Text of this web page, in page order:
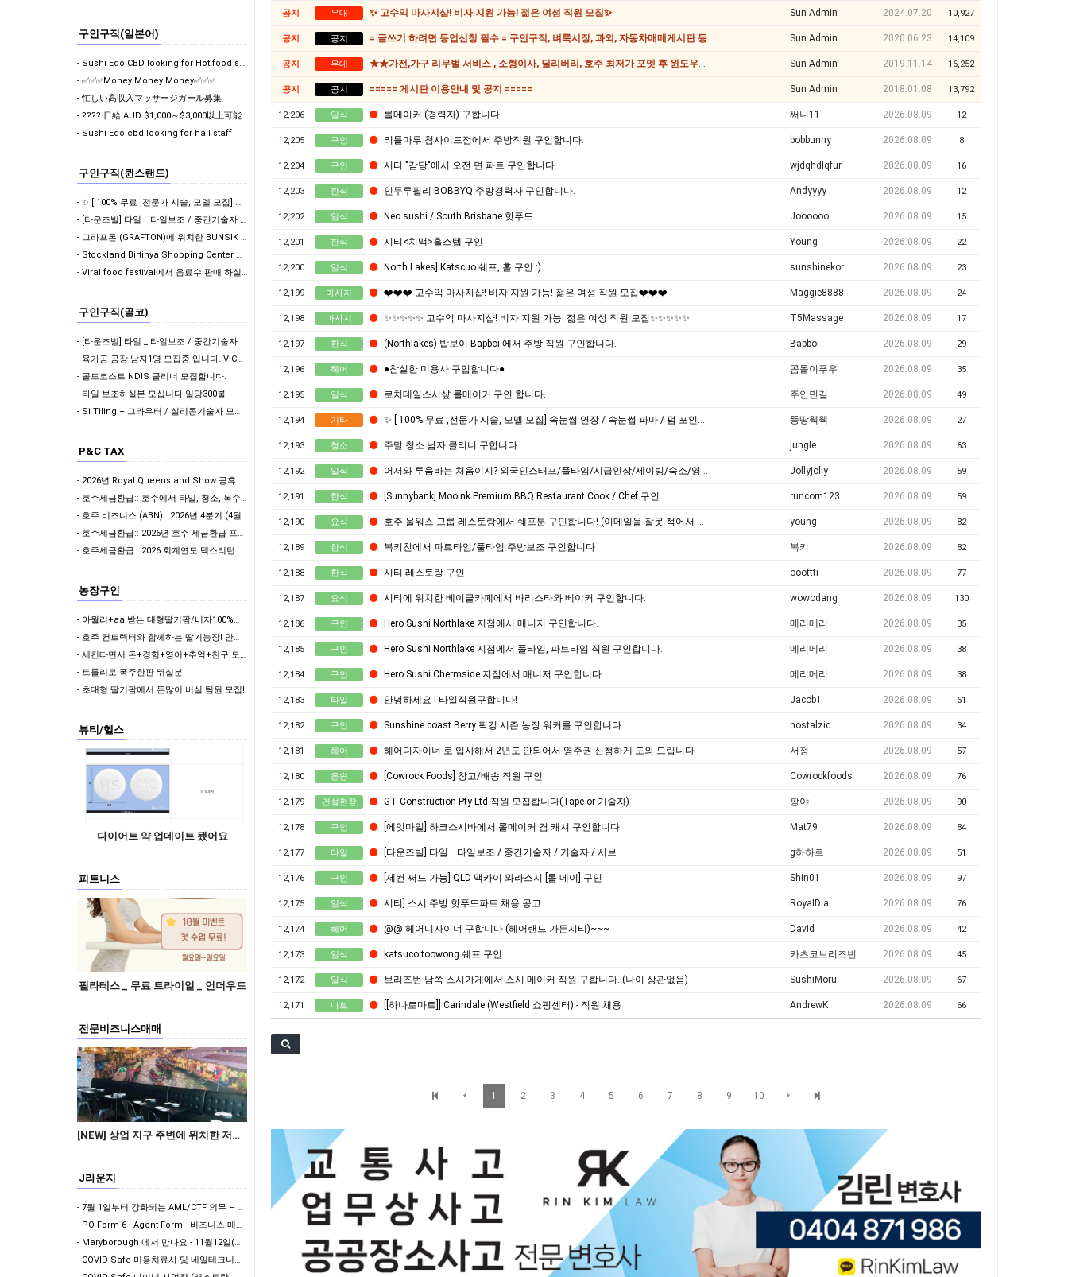
구인구직(일본어)
- Sushi Edo CBD looking for Hot food section, Casual…
- ✅✅✅Money!Money!Money✅✅✅
- 忙しい高収入マッサージガール募集
- ???? 日給 AUD $1,000～$3,000以上可能
- Sushi Edo cbd looking for hall staff
구인구직(퀸스랜드)
- ✨ [ 100% 무료 ,전문가 시술, 모델 모집] 속눈썹 연장 / 속눈썹 파마 / 펌 포인…
- [타운즈빌] 타일 _ 타일보조 / 중간기술자 / 기술자 / 서브
- 그라프톤 (GRAFTON)에 위치한 BUNSIK 테이커웨이 점에서 올라운더를구합니다
- Stockland Birtinya Shopping Center 스시 테이커웨이 구인 중 입…
- Viral food festival에서 음료수 판매 하실 분
구인구직(골코)
- [타운즈빌] 타일 _ 타일보조 / 중간기술자 / 기술자 / 서브
- 육가공 공장 남자1명 모집중 입니다. VIC멜버른, 차로 2-2.5시간 북쪽 세컨,써드 가…
- 골드코스트 NDIS 클리너 모집합니다.
- 타일 보조하실분 모십니다 일당300불
- Si Tiling – 그라우터 / 실리콘기술자 모집합니다!
P&C TAX
- 2026년 Royal Queensland Show 공휴일 휴무 안내
- 호주세금환급:: 호주에서 타일, 청소, 목수로 일하신다면? 절세할 수 있는 방법을 알고 계…
- 호주 비즈니스 (ABN):: 2026년 4분기 (4월-6월) ABN 사업자 GST/BAS …
- 호주세금환급:: 2026년 호주 세금환급 프로모션 안내
- 호주세금환급:: 2026 회계연도 텍스리턴 시즌 개막 임박! 7월 텍스리턴 전 필수 체크:…
농장구인
- 아월리+aa 받는 대형딸기팜/비자100%가능/저 런닝 좀 같이 뛰어주실분../상시채용중
- 호주 컨트렉터와 함께하는 딸기농장! 안전하게 세컨따세요
- 세컨따면서 돈+경험+영어+추억+친구 모두 챙겨가실분
- 트롤리로 폭주한판 뛰실분
- 초대형 딸기팜에서 돈많이 버실 팀원 모집!!
뷰티/헬스
다이어트 약 업데이트 됐어요
피트니스
필라테스 _ 무료 트라이얼 _ 언더우드
전문비즈니스매매
[NEW] 상업 지구 주변에 위치한 저렴한 렌트비의 수익률 좋은 타이 테이크 어웨이 샾 매…
J라운지
- 7월 1일부터 강화되는 AML/CTF 의무 – Vendor Verification & Bu…
- PO Form 6 - Agent Form - 비즈니스 매매시 에이전트 계약서
- Maryborough 에서 만나요 - 11월12일(목요일) 정오 12시
- COVID Safe 미용치료사 및 네일테크니션을 위한 권고사항
공지 우대 ✨ 고수익 마사지샵! 비자 지원 가능! 젊은 여성 직원 모집✨ Sun Admin 2024.07.20 10,927
공지 공지 = 글쓰기 하려면 등업신청 필수 = 구인구직, 벼룩시장, 과외, 자동차매매게시판 등 Sun Admin 2020.06.23 14,109
공지 우대 ★★가전,가구 리무벌 서비스 , 소형이사, 딜리버리, 호주 최저가 포멧 후 윈도우설치 수리★★ Sun Admin 2019.11.14 16,252
공지 공지 ===== 게시판 이용안내 및 공지 ===== Sun Admin 2018.01.08 13,792
12,206 일식 롤메이커 (경력자) 구합니다 써니11 2026.08.09 12
12,205 구인 리틀마루 첨사이드점에서 주방직원 구인합니다. bobbunny 2026.08.09 8
12,204 구인 시티 "감당"에서 오전 면 파트 구인합니다 wjdqhdlqfur 2026.08.09 16
12,203 한식 인두루필리 BOBBYQ 주방경력자 구인합니다. Andyyyy 2026.08.09 12
12,202 일식 Neo sushi / South Brisbane 핫푸드 Joooooo 2026.08.09 15
12,201 한식 시티<치맥>홀스텝 구인 Young 2026.08.09 22
12,200 일식 North Lakes] Katscuo 쉐프, 홀 구인 :) sunshinekor 2026.08.09 23
12,199 마사지 ❤️❤️❤️ 고수익 마사지샵! 비자 지원 가능! 젊은 여성 직원 모집❤️❤️❤️ Maggie8888 2026.08.09 24
12,198 마사지 ✨✨✨✨✨ 고수익 마사지샵! 비자 지원 가능! 젊은 여성 직원 모집✨✨✨✨✨ T5Massage 2026.08.09 17
12,197 한식 (Northlakes) 밥보이 Bapboi 에서 주방 직원 구인합니다. Bapboi 2026.08.09 29
12,196 헤어 ●참실한 미용사 구입합니다● 곰돌이푸우 2026.08.09 35
12,195 일식 로치데일스시샾 롤메이커 구인 합니다. 주안민길 2026.08.09 49
12,194 기타 ✨ [ 100% 무료 ,전문가 시술, 모델 모집] 속눈썹 연장 / 속눈썹 파마 / 펌 포인트 모델 구합니다 ✨ 뚱땅웩웩 2026.08.09 27
12,193 청소 주말 청소 남자 클리너 구합니다. jungle 2026.08.09 63
12,192 일식 어서와 투움바는 처음이지? 외국인스태프/풀타임/시급인상/세이빙/숙소/영어/경력쌓기 Jollyjolly 2026.08.09 59
12,191 한식 [Sunnybank] Mooink Premium BBQ Restaurant Cook / Chef 구인 runcorn123 2026.08.09 59
12,190 요식 호주 울워스 그룹 레스토랑에서 쉐프분 구인합니다! (이메일을 잘못 적어서 다시 올려요!!) young 2026.08.09 82
12,189 한식 복키친에서 파트타임/풀타임 주방보조 구인합니다 복키 2026.08.09 82
12,188 한식 시티 레스토랑 구인 ooottti 2026.08.09 77
12,187 요식 시티에 위치한 베이글카페에서 바리스타와 베이커 구인합니다. wowodang 2026.08.09 130
12,186 구인 Hero Sushi Northlake 지점에서 매니저 구인합니다. 메리메리 2026.08.09 35
12,185 구인 Hero Sushi Northlake 지점에서 풀타임, 파트타임 직원 구인합니다. 메리메리 2026.08.09 38
12,184 구인 Hero Sushi Chermside 지점에서 매니저 구인합니다. 메리메리 2026.08.09 38
12,183 타일 안녕하세요 ! 타일직원구합니다! Jacob1 2026.08.09 61
12,182 구인 Sunshine coast Berry 픽킹 시즌 농장 워커를 구인합니다. nostalzic 2026.08.09 34
12,181 헤어 헤어디자이너 로 입사해서 2년도 안되어서 영주권 신청하게 도와 드립니다 서정 2026.08.09 57
12,180 운송 [Cowrock Foods] 창고/배송 직원 구인 Cowrockfoods 2026.08.09 76
12,179 건설현장 GT Construction Pty Ltd 직원 모집합니다(Tape or 기술자) 팡야 2026.08.09 90
12,178 구인 [에잇마일] 하코스시바에서 롤메이커 겸 캐셔 구인합니다 Mat79 2026.08.09 84
12,177 타일 [타운즈빌] 타일 _ 타일보조 / 중간기술자 / 기술자 / 서브 g하하르 2026.08.09 51
12,176 구인 [세컨 써드 가능] QLD 맥카이 와라스시 [롤 메이] 구인 Shin01 2026.08.09 97
12,175 일식 시티] 스시 주방 핫푸드파트 채용 공고 RoyalDia 2026.08.09 76
12,174 헤어 @@ 헤어디자이너 구합니다 (헤어랜드 가든시티)~~~ David 2026.08.09 42
12,173 일식 katsuco toowong 쉐프 구인 카츠코브리즈번 2026.08.09 45
12,172 일식 브리즈번 남쪽 스시가게에서 스시 메이커 직원 구합니다. (나이 상관없음) SushiMoru 2026.08.09 67
12,171 마트 [[하나로마트]] Carindale (Westfield 쇼핑센터) - 직원 채용 AndrewK 2026.08.09 66
1 2 3 4 5 6 7 8 9 10